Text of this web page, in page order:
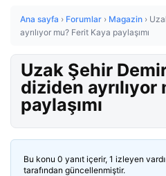
Ana sayfa › Forumlar › Magazin ›
ayrılıyor mu? Ferit Kaya paylaşımı
Uzak Şehir
diziden ayrılıyor
paylaşımı
Bu konu 0 yanıt içerir, 1 izleyen
tarafından güncellenmiştir.